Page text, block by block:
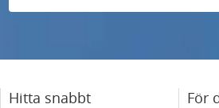
Cancerpatienter friskare med
Hitta snabbt För